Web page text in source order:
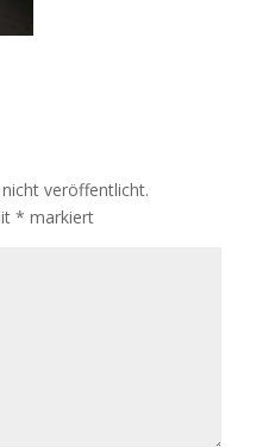
veröffentlicht.
* markiert